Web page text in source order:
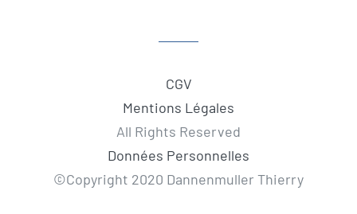
CGV
Mentions Légales
All Rights Reserved
Données Personnelles
©Copyright 2020 Dannenmuller Thierry